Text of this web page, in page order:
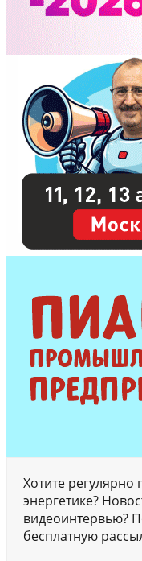
Хотите регулярно
энергетике?
видеоинтервью?
бесплатную